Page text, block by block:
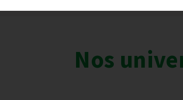
Nos